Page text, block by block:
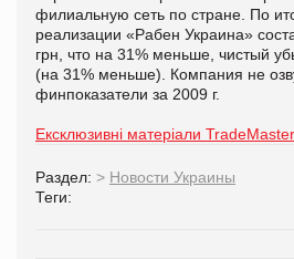
филиальную сеть по стране. По
реализации «Рабен Украина»
грн, что на 31% меньше, чистый
(на 31% меньше). Компания не
финпоказатели за 2009 г.
Ексклюзивні матеріали
Раздел: > Новости Украины
Теги: